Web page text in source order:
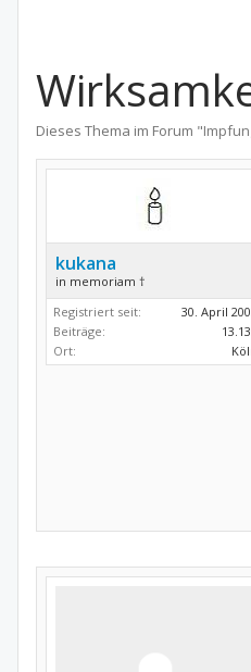
Dieses Thema im Forum "
kukana
in memoriam †
Registriert seit:
30. April
Beiträge:
Ort: